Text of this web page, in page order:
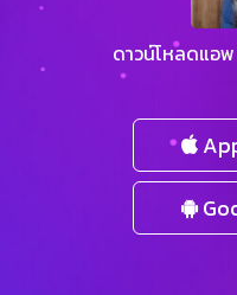
ดาวน์โหลดแอ